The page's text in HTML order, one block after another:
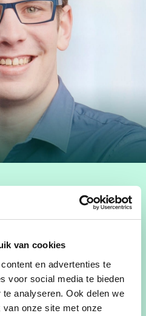
van cookies
en advertenties te
voor social media te bieden
analyseren. Ook delen we
onze site met onze
Eksel
zich in voor lokale
en veiligheid in de